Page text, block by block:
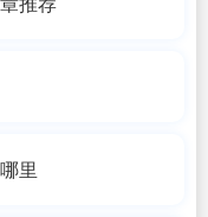
里